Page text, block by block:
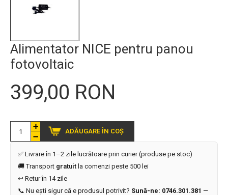
Alimentator NICE pentru panou
fotovoltaic
399,00 RON
ADĂUGARE ÎN COȘ
✅ Livrare în 1–2 zile lucrătoare prin curier (produse pe stoc)
🚚 Transport gratuit la comenzi peste 500 lei
↩️ Retur în 14 zile
📞 Nu ești sigur că e produsul potrivit? Sună-ne: 0746.301.381 —